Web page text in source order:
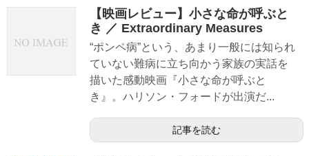
【映画レビュー】小さな命が呼ぶと
き ／ Extraordinary Measures
“ポンペ病”という、あまり一般には知られ
ていない難病に立ち向かう家族の実話を
描いた感動映画『小さな命が呼ぶと
き』。ハリソン・フォードが出演だ...
記事を読む